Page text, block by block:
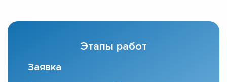
Этапы работ
Заявка